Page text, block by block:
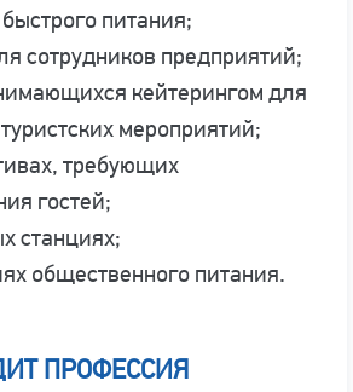
питания;
сотрудников предприятий;
кейтерингом для
мероприятий;
требующих
гостей;
станциях;
общественного питания.
ПРОФЕССИЯ